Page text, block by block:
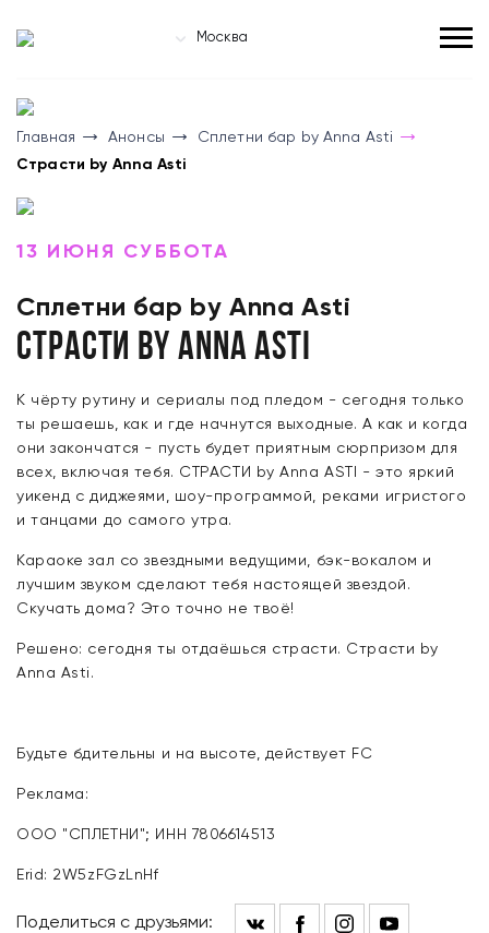
Москва
Главная Анонсы
Сплетни бар by Anna Asti
Страсти by Anna Asti
13 ИЮНЯ СУББОТА
Сплетни бар by Anna Asti
Страсти by Anna Asti
К чёрту рутину и сериалы под пледом - сегодня только
ты решаешь, как и где начнутся выходные. А как и когда
они закончатся - пусть будет приятным сюрпризом для
всех, включая тебя. СТРАСТИ by Anna ASTI - это яркий
уикенд с диджеями, шоу-программой, реками игристого
и танцами до самого утра.
Караоке зал со звездными ведущими, бэк-вокалом и
лучшим звуком сделают тебя настоящей звездой.
Скучать дома? Это точно не твоё!
Решено: сегодня ты отдаёшься страсти. Страсти by
Anna Asti.
Будьте бдительны и на высоте, действует FC
Реклама:
ООО "СПЛЕТНИ"; ИНН 7806614513
Erid: 2W5zFGzLnHf
Поделиться с друзьями: